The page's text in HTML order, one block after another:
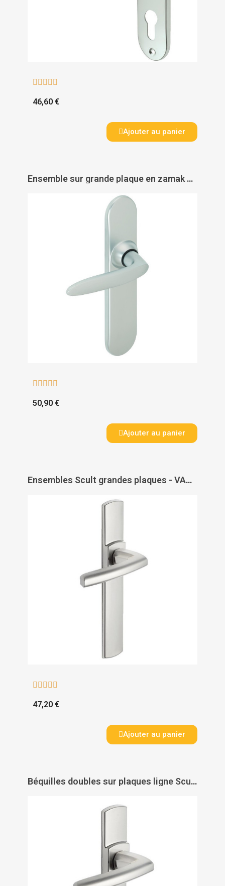
    
46,60 €
Ajouter au panier
Ensemble sur grande plaque en zamak chromé - JAZZ - VACHETTE ASSA ABLOY
    
50,90 €
Ajouter au panier
Ensembles Scult grandes plaques - VACHETTE ASSA ABLOY
    
47,20 €
Ajouter au panier
Béquilles doubles sur plaques ligne Scult entraxe 165 mm - VACHETTE ASSA ABLOY